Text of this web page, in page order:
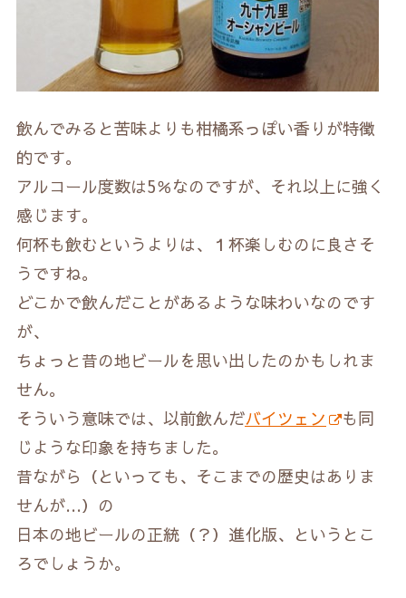
飲んでみると苦味よりも柑橘系っぽい香りが特徴
的です。
アルコール度数は5％なのですが、それ以上に強く
感じます。
何杯も飲むというよりは、１杯楽しむのに良さそ
うですね。
どこかで飲んだことがあるような味わいなのです
が、
ちょっと昔の地ビールを思い出したのかもしれま
せん。
そういう意味では、以前飲んだバイツェン
も同
じような印象を持ちました。
昔ながら（といっても、そこまでの歴史はありま
せんが…）の
日本の地ビールの正統（？）進化版、というとこ
ろでしょうか。